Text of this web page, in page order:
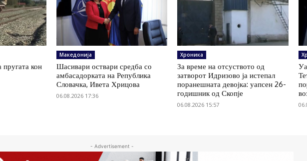
пругата кон
Македонија
Шасивари оствари средба со
амбасадорката на Република
Словачка, Ивета Хрицова
06.08.2026 17:36
Хроника
За време на отсуството од
затворот Идризово ја истепал
поранешната девојка: уапсен 26-
годишник од Скопје
06.08.2026 15:57
- Advertisement -